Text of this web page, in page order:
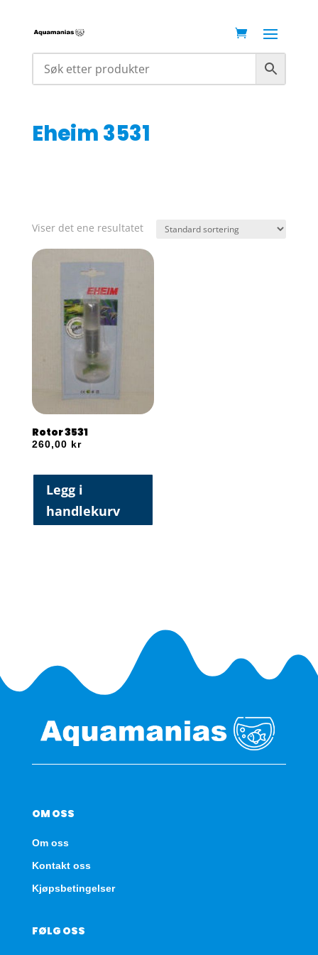
Eheim 3531
Viser det ene resultatet
Rotor 3531
260,00 kr
Legg i
handlekurv
OM OSS
Om oss
Kontakt oss
Kjøpsbetingelser
FØLG OSS